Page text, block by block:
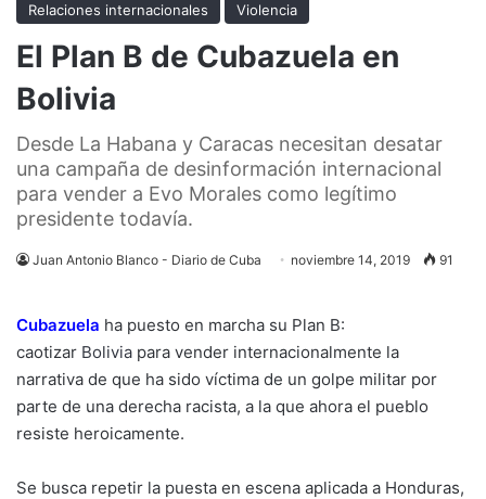
Relaciones internacionales
Violencia
El Plan B de Cubazuela en
Bolivia
Desde La Habana y Caracas necesitan desatar
una campaña de desinformación internacional
para vender a Evo Morales como legítimo
presidente todavía.
Juan Antonio Blanco - Diario de Cuba noviembre 14, 2019 91
Cubazuela ha puesto en marcha su Plan B:
caotizar Bolivia para vender internacionalmente la
narrativa de que ha sido víctima de un golpe militar por
parte de una derecha racista, a la que ahora el pueblo
resiste heroicamente.
Se busca repetir la puesta en escena aplicada a Honduras,